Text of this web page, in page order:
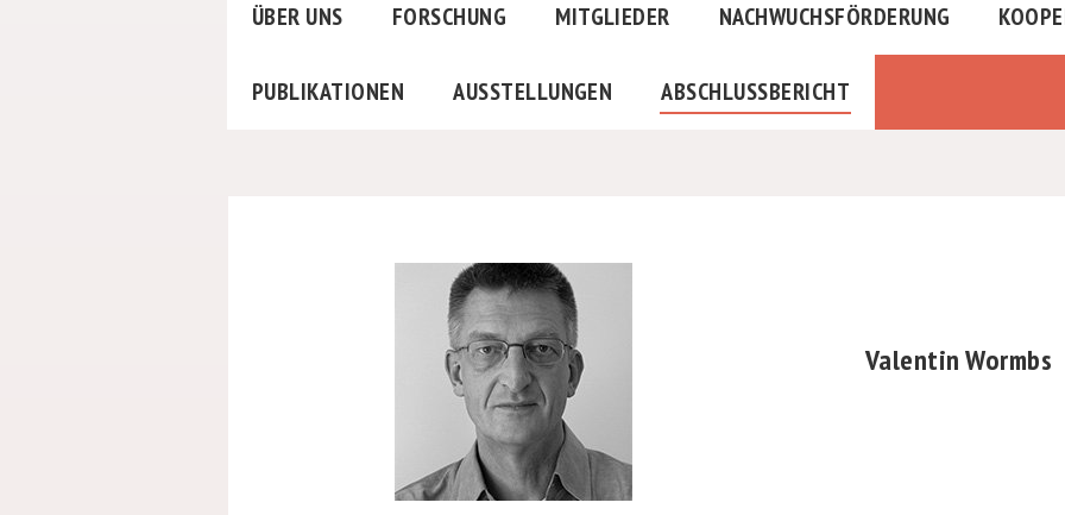
ÜBER UNS FORSCHUNG MITGLIEDER NACHWUCHSFÖRDERUNG
PUBLIKATIONEN AUSSTELLUNGEN ABSCHLUSSBERICHT
Valentin Wormbs